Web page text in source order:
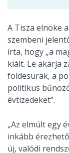
A Tisza elnöke
szembeni
írta, hogy „a
kiált. Le akarja
földesurak, a
politikus
évtizedeket”.
„Az elmúlt egy
inkább
új, valódi